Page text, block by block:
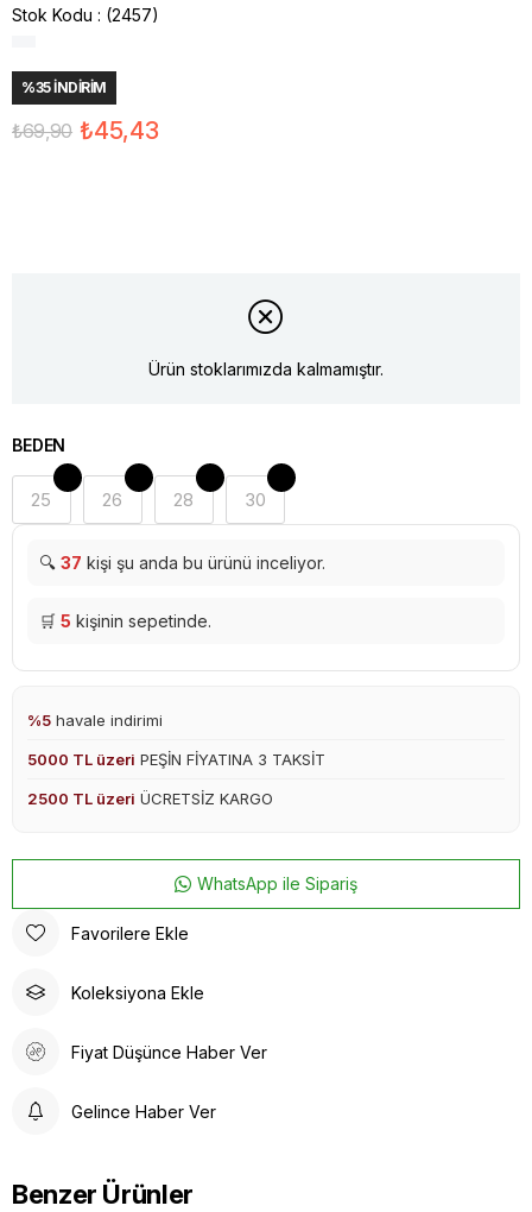
Stok Kodu (2457)
%35İNDIRIM
₺69,90 ₺45,43
Ürün stoklarımızda kalmamıştır.
BEDEN
25 26 28 30
🔍 37 kişi şu anda bu ürünü inceliyor.
🛒 5 kişinin sepetinde.
%5 havale indirimi
5000 TL üzeri PEŞİN FİYATINA 3 TAKSİT
2500 TL üzeri ÜCRETSİZ KARGO
WhatsApp ile Sipariş
Favorilere Ekle
Koleksiyona Ekle
Fiyat Düşünce Haber Ver
Gelince Haber Ver
Benzer Ürünler